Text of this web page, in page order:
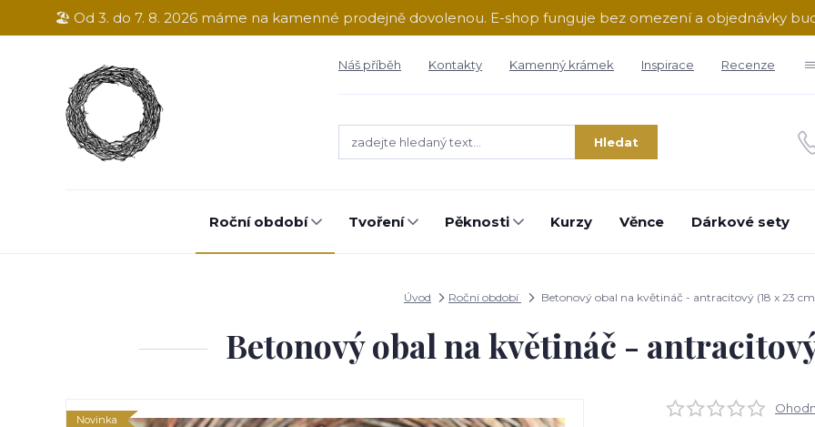
🏖️ Od 3. do 7. 8. 2026 máme na kamenné prodejně dovolenou. E-shop funguje bez omezení a objednávky
Náš příběh Kontakty Kamenný krámek Inspirace Recenze
Hledat
Roční období Tvoření Pěknosti Kurzy Věnce Dárkové sety
Úvod Roční období Betonový obal na květináč - antracitový (18 x 23
Betonový obal na květináč -
Novinka